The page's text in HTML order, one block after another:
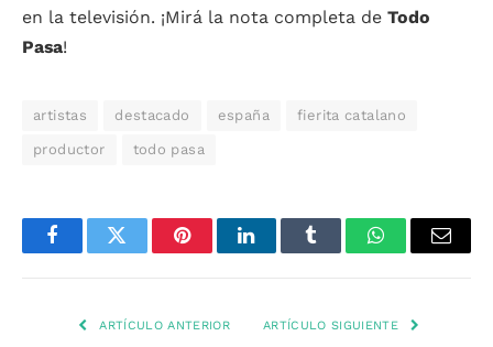
en la televisión. ¡Mirá la nota completa de Todo
Pasa!
artistas destacado españa fierita catalano
productor todo pasa
FacebookTwitter PinterestLinkedInTumblr WhatsAppEmail
ARTÍCULO ANTERIOR ARTÍCULO SIGUIENTE